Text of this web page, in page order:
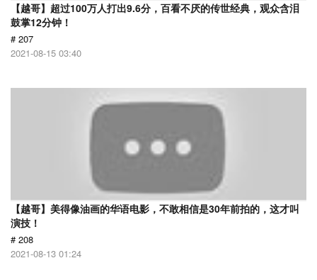
【越哥】超过100万人打出9.6分，百看不厌的传世经典，观众含泪
鼓掌12分钟！
# 207
2021-08-15 03:40
【越哥】美得像油画的华语电影，不敢相信是30年前拍的，这才叫
演技！
# 208
2021-08-13 01:24